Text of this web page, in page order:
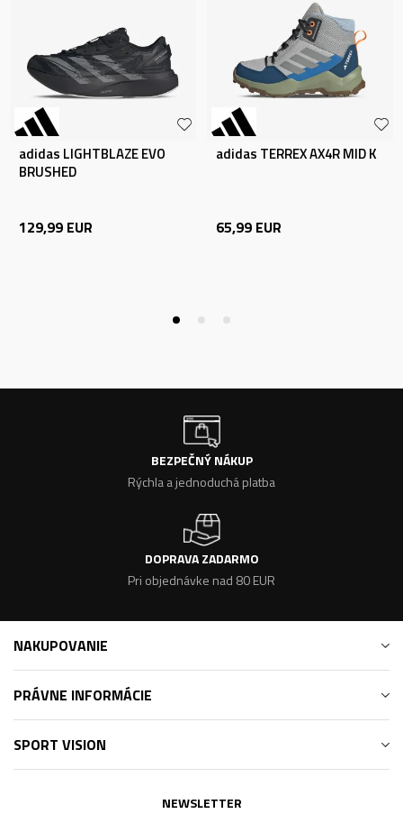
adidas LIGHTBLAZE EVO
BRUSHED
129,99 EUR
adidas TERREX AX4R MID K
65,99 EUR
BEZPEČNÝ NÁKUP
Rýchla a jednoduchá platba
DOPRAVA ZADARMO
Pri objednávke nad 80 EUR
NAKUPOVANIE
PRÁVNE INFORMÁCIE
SPORT VISION
NEWSLETTER